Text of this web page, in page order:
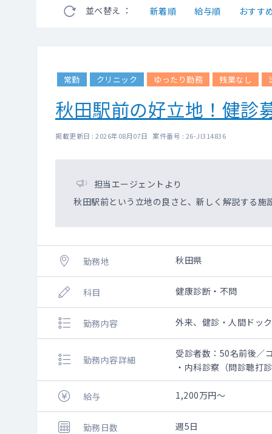
並べ替え ： 新着順 給与順 おすす
常勤 クリニック ゆったり勤務 残業なし
秋田駅前の好立地！健診
掲載更新日 : 2026年08月07日 案件番号 : 26-JI314836
担当エージェントより
秋田駅前という立地の良さと、新しく解説する施
勤務地 秋田県
科目 健康診断・不問
勤務内容 外来、健診・人間ドック
勤務内容詳細
受診者数：50名前後／
・内科診察（問診聴打診
・2診体制で午前最大
・予約状況により、特
・腹部エコー、心電図
・女性フロア/男性フロ
給与 1,200万円～
勤務日数 週5日